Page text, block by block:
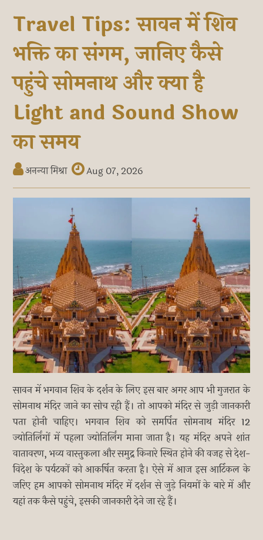
Travel Tips: सावन में शिव
भक्ति का संगम, जानिए कैसे
पहुंचे सोमनाथ और क्या है
Light and Sound Show
का समय
अनन्या मिश्रा Aug 07, 2026
सावन में भगवान शिव के दर्शन के लिए इस बार अगर आप भी गुजरात के
सोमनाथ मंदिर जाने का सोच रही हैं। तो आपको मंदिर से जुड़ी जानकारी
पता होनी चाहिए। भगवान शिव को समर्पित सोमनाथ मंदिर 12
ज्योतिर्लिंगों में पहला ज्योतिर्लिंग माना जाता है। यह मंदिर अपने शांत
वातावरण, भव्य वास्तुकला और समुद्र किनारे स्थित होने की वजह से देश-
विदेश के पर्यटकों को आकर्षित करता है। ऐसे में आज इस आर्टिकल के
जरिए हम आपको सोमनाथ मंदिर में दर्शन से जुड़े नियमों के बारे में और
यहां तक कैसे पहुंचे, इसकी जानकारी देने जा रहे हैं।